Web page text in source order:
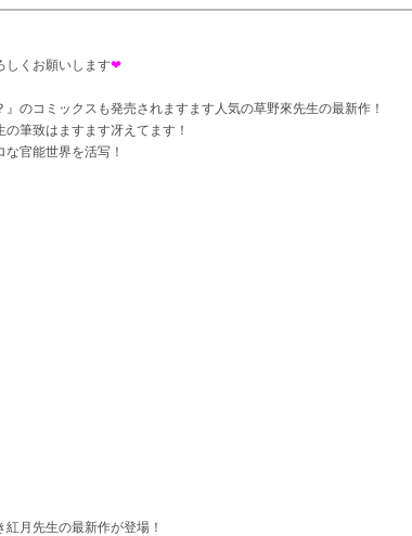
しくお願いします❤
のコミックスも発売されますます人気の草野來先生の最新作！
筆致はますます冴えてます！
官能世界を活写！
月先生の最新作が登場！